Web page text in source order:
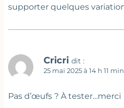
supporter quelques
Cricri dit :
25 mai 2025 à 14 h 11 min
Pas d’œufs ? À tester…merci